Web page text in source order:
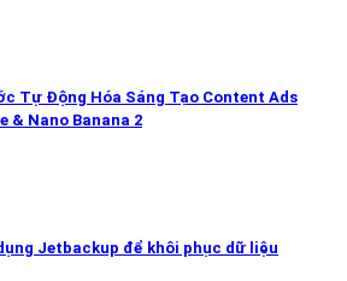
Tự Động Hóa Sáng Tạo Content Ads
& Nano Banana 2
Jetbackup để khôi phục dữ liệu